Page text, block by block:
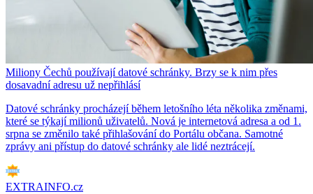
Miliony Čechů používají datové schránky. Brzy se k nim přes
dosavadní adresu už nepřihlásí
Datové schránky procházejí během letošního léta několika změnami,
které se týkají milionů uživatelů. Nová je internetová adresa a od 1.
srpna se změnilo také přihlašování do Portálu občana. Samotné
zprávy ani přístup do datové schránky ale lidé neztrácejí.
EXTRAINFO.cz